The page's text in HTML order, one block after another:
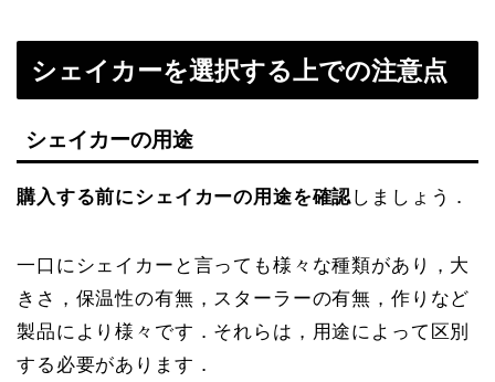
シェイカーを選択する上での注意点
シェイカーの用途
購入する前にシェイカーの用途を確認しましょう．
一口にシェイカーと言っても様々な種類があり，大
きさ，保温性の有無，スターラーの有無，作りなど
製品により様々です．それらは，用途によって区別
する必要があります．